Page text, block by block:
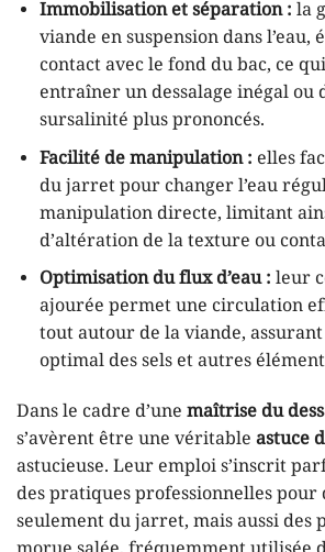
Immobilisation et séparation : la
viande en suspension dans l’eau,
contact avec le fond du bac, ce
entraîner un dessalage inégal ou
sursalinité plus prononcés.
Facilité de manipulation : elles
du jarret pour changer l’eau
manipulation directe, limitant
d’altération de la texture ou
Optimisation du flux d’eau : leur
ajourée permet une circulation
tout autour de la viande,
optimal des sels et autres
Dans le cadre d’une maîtrise du
s’avèrent être une véritable astuce
astucieuse. Leur emploi s’inscrit
des pratiques professionnelles pour
seulement du jarret, mais aussi des